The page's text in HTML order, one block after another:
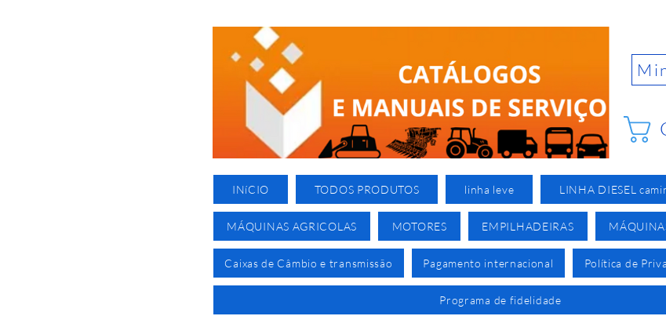
INíCIO TODOS PRODUTOS linha leve LINHA DIESEL
MÁQUINAS AGRICOLAS MOTORES EMPILHADEIRAS
Caixas de Câmbio e transmissão Pagamento internacional Política de
Programa de fidelidade